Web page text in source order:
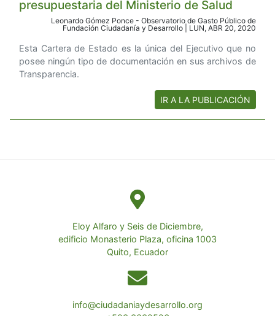
presupuestaria del Ministerio de Salud
Leonardo Gómez Ponce - Observatorio de Gasto Público de
Fundación Ciudadanía y Desarrollo | LUN, ABR 20, 2020
Esta Cartera de Estado es la única del Ejecutivo que no
posee ningún tipo de documentación en sus archivos de
Transparencia.
IR A LA PUBLICACIÓN
Eloy Alfaro y Seis de Diciembre,
edificio Monasterio Plaza, oficina 1003
Quito, Ecuador
info@ciudadaniaydesarrollo.org